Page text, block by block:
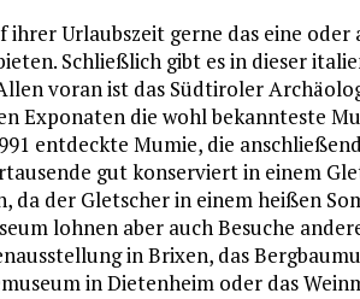
Urlaubszeit gerne das eine
Schließlich gibt es in dieser
voran ist das Südtiroler
Exponaten die wohl bekannteste
entdeckte Mumie, die
gut konserviert in einem
da der Gletscher in einem heißen
lohnen aber auch Besuche
in Brixen, das
in Dietenheim oder das